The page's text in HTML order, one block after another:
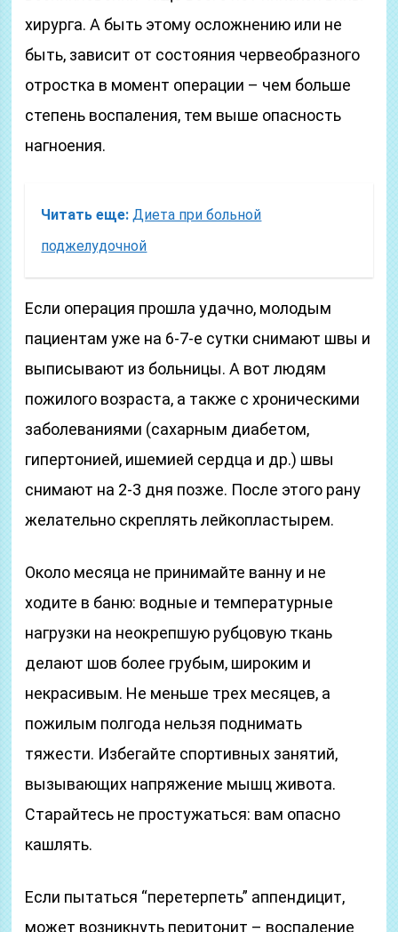
хирурга. А быть этому осложнению или не
быть, зависит от состояния червеобразного
отростка в момент операции – чем больше
степень воспаления, тем выше опасность
нагноения.
Читать еще: Диета при больной
поджелудочной
Если операция прошла удачно, молодым
пациентам уже на 6-7-е сутки снимают швы и
выписывают из больницы. А вот людям
пожилого возраста, а также с хроническими
заболеваниями (сахарным диабетом,
гипертонией, ишемией сердца и др.) швы
снимают на 2-3 дня позже. После этого рану
желательно скреплять лейкопластырем.
Около месяца не принимайте ванну и не
ходите в баню: водные и температурные
нагрузки на неокрепшую рубцовую ткань
делают шов более грубым, широким и
некрасивым. Не меньше трех месяцев, а
пожилым полгода нельзя поднимать
тяжести. Избегайте спортивных занятий,
вызывающих напряжение мышц живота.
Старайтесь не простужаться: вам опасно
кашлять.
Если пытаться “перетерпеть” аппендицит,
может возникнуть перитонит – воспаление